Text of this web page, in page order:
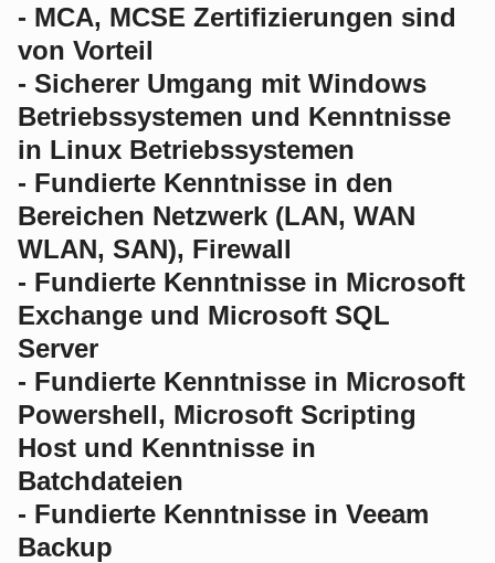
- MCA, MCSE Zertifizierungen sind
von Vorteil
- Sicherer Umgang mit Windows
Betriebssystemen und Kenntnisse
in Linux Betriebssystemen
- Fundierte Kenntnisse in den
Bereichen Netzwerk (LAN, WAN
WLAN, SAN), Firewall
- Fundierte Kenntnisse in Microsoft
Exchange und Microsoft SQL
Server
- Fundierte Kenntnisse in Microsoft
Powershell, Microsoft Scripting
Host und Kenntnisse in
Batchdateien
- Fundierte Kenntnisse in Veeam
Backup